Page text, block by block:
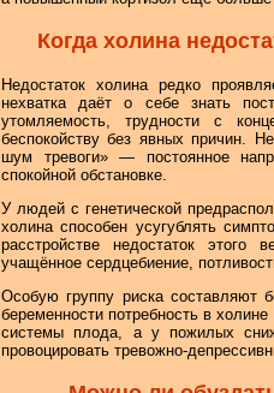
Когда холина
Недостаток холина редко
нехватка даёт о себе знать
утомляемость, трудности с
беспокойству без явных причин.
шум тревоги» — постоянное
спокойной обстановке.
У людей с генетической
холина способен усугублять
расстройстве недостаток
учащённое сердцебиение,
Особую группу риска
беременности потребность в
системы плода, а у пожилых
провоцировать тревожно-